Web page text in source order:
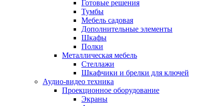
Готовые решения
Тумбы
Мебель садовая
Дополнительные элементы
Шкафы
Полки
Металлическая мебель
Стеллажи
Шкафчики и брелки для ключей
Аудио-видео техника
Проекционное оборудование
Экраны